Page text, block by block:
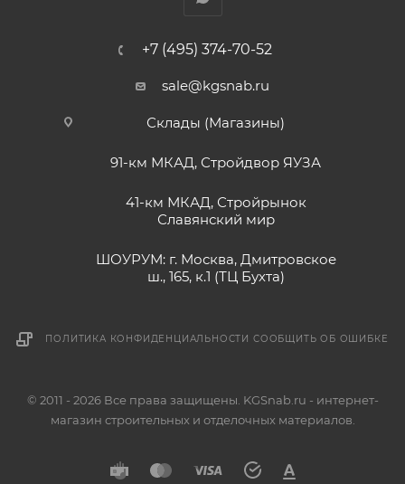
+7 (495) 374-70-52
sale@kgsnab.ru
Склады (Магазины)
91-км МКАД, Стройдвор ЯУЗА
41-км МКАД, Стройрынок
Славянский мир
ШОУРУМ: г. Москва, Дмитровское
ш., 165, к.1 (ТЦ Бухта)
ПОЛИТИКА КОНФИДЕНЦИАЛЬНОСТИ СООБЩИТЬ ОБ ОШИБКЕ
© 2011 - 2026 Все права защищены. KGSnab.ru - интернет-
магазин строительных и отделочных материалов.